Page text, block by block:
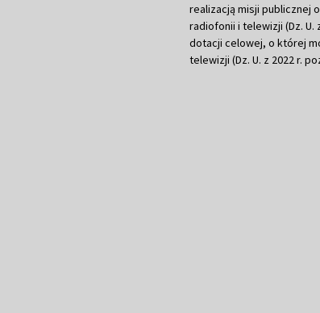
realizacją misji publicznej
radiofonii i telewizji (Dz. U.
dotacji celowej, o której
telewizji (Dz. U. z 2022 r.